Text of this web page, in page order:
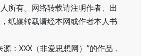
所有。网络转载请注明作者、出
纸媒转载请经本网或作者本人书
源：XXX（非爱思想网）”的作品，